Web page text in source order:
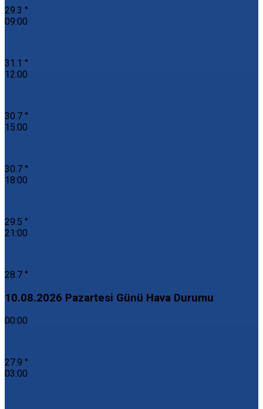
29.3 °
09:00
31.1 °
12:00
30.7 °
15:00
30.7 °
18:00
29.5 °
21:00
28.7 °
10.08.2026 Pazartesi Günü Hava Durumu
00:00
27.9 °
03:00